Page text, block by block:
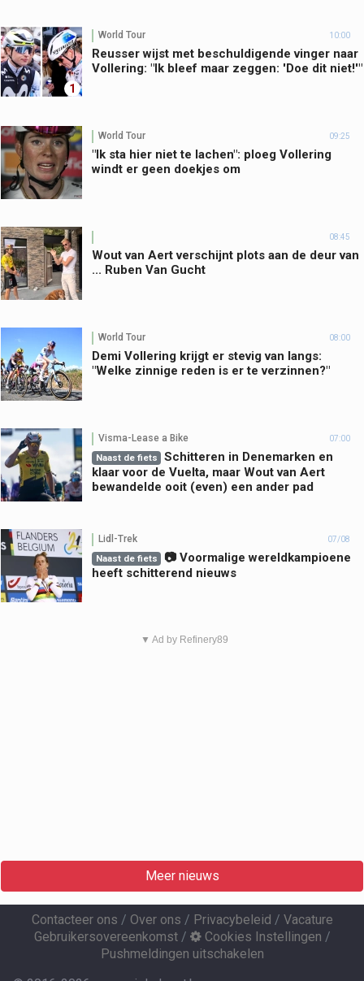
1
World Tour 10:00
Reusser wijst met beschuldigende vinger naar
Vollering: "Ik bleef maar zeggen: 'Doe dit niet!'"
World Tour 09:25
"Ik sta hier niet te lachen": ploeg Vollering
windt er geen doekjes om
08:45
Wout van Aert verschijnt plots aan de deur van
... Ruben Van Gucht
World Tour 08:00
Demi Vollering krijgt er stevig van langs:
"Welke zinnige reden is er te verzinnen?"
Visma-Lease a Bike 07:00
Naast de fiets
Schitteren in Denemarken en
klaar voor de Vuelta, maar Wout van Aert
bewandelde ooit (even) een ander pad
Lidl-Trek 07/08
Naast de fiets
📷 Voormalige wereldkampioene
heeft schitterend nieuws
▼ Ad by Refinery89
Meer nieuws
Contacteer ons / Over ons / Privacybeleid / Vacature
Gebruikersovereenkomst/ Cookies Instellingen /
Pushmeldingen uitschakelen